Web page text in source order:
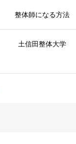
整体師になる方法
土信田整体大学